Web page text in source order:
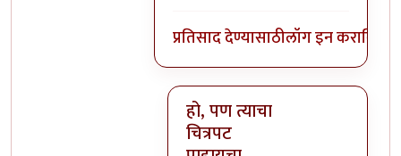
प्रतिसाद देण्यासाठीलॉग इन कराकिंवा
हो, पण त्याचा
चित्रपट